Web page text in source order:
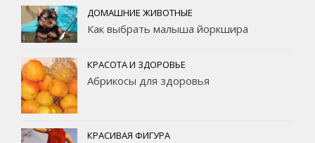
ДОМАШНИЕ ЖИВОТНЫЕ
Как выбрать малыша йоркшира
КРАСОТА И ЗДОРОВЬЕ
Абрикосы для здоровья
КРАСИВАЯ ФИГУРА